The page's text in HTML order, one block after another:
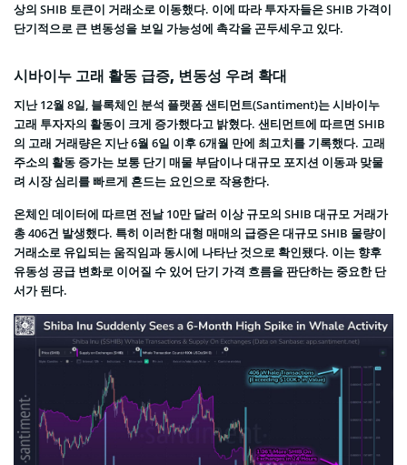
상의 SHIB 토큰이 거래소로 이동했다. 이에 따라 투자자들은 SHIB 가격이
단기적으로 큰 변동성을 보일 가능성에 촉각을 곤두세우고 있다.
시바이누 고래 활동 급증, 변동성 우려 확대
지난 12월 8일, 블록체인 분석 플랫폼 샌티먼트(Santiment)는 시바이누
고래 투자자의 활동이 크게 증가했다고 밝혔다. 샌티먼트에 따르면 SHIB
의 고래 거래량은 지난 6월 6일 이후 6개월 만에 최고치를 기록했다. 고래
주소의 활동 증가는 보통 단기 매물 부담이나 대규모 포지션 이동과 맞물
려 시장 심리를 빠르게 흔드는 요인으로 작용한다.
온체인 데이터에 따르면 전날 10만 달러 이상 규모의 SHIB 대규모 거래가
총 406건 발생했다. 특히 이러한 대형 매매의 급증은 대규모 SHIB 물량이
거래소로 유입되는 움직임과 동시에 나타난 것으로 확인됐다. 이는 향후
유동성 공급 변화로 이어질 수 있어 단기 가격 흐름을 판단하는 중요한 단
서가 된다.